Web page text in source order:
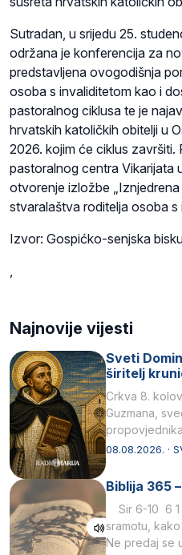
Sutradan, u srijedu 25.
održana je konferencija za
predstavljena ovogodišnja
osoba s invaliditetom kao i
pastoralnog ciklusa te je
hrvatskih katoličkih obitelji u
2026. kojim će ciklus završiti.
pastoralnog centra Vikarijata
otvorenje izložbe
stvaralaštva roditelja osoba s
Izvor: Gospićko-senjska
,
Najnovije vijesti
Sveti
širitelj
Crkva 8.
Guzmana,
Svojim
08.08.2026. ·
Biblija 365
Sir 6-10 6 1
sramotu,
Ne predaj se